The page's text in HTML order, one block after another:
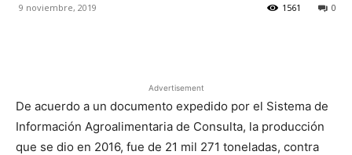
9 noviembre, 2019 0
1561
Advertisement
De acuerdo a un documento expedido por el Sistema de
Información Agroalimentaria de Consulta, la producción
que se dio en 2016, fue de 21 mil 271 toneladas, contra